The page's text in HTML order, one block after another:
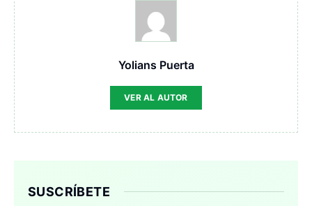
Yolians Puerta
VER AL AUTOR
SUSCRÍBETE